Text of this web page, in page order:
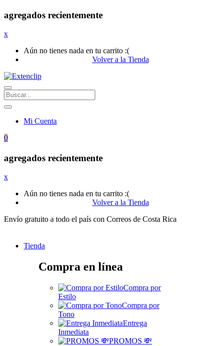
agregados recientemente
x
Aún no tienes nada en tu carrito :(
Volver a la Tienda
Mi Cuenta
0
agregados recientemente
x
Aún no tienes nada en tu carrito :(
Volver a la Tienda
Envío gratuito a todo el país con Correos de Costa Rica
Tienda
Compra en línea
Compra por
Estilo
Compra por
Tono
Entrega
Inmediata
PROMOS 💸